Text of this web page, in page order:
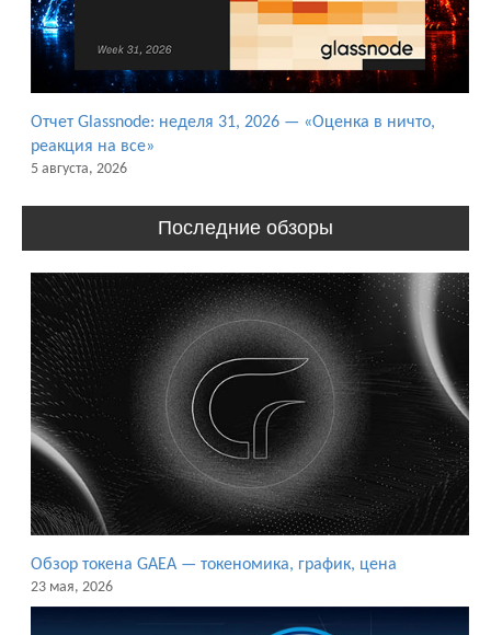
Отчет Glassnode: неделя 31, 2026 — «Оценка в ничто,
реакция на все»
5 августа, 2026
Последние обзоры
Обзор токена GAEA — токеномика, график, цена
23 мая, 2026